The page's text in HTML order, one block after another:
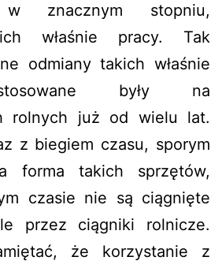
w znacznym stopniu,
właśnie pracy. Tak
odmiany takich właśnie
były na
rolnych już od wielu lat.
z biegiem czasu, sporym
forma takich sprzętów,
czasie nie są ciągnięte
przez ciągniki rolnicze.
że korzystanie z